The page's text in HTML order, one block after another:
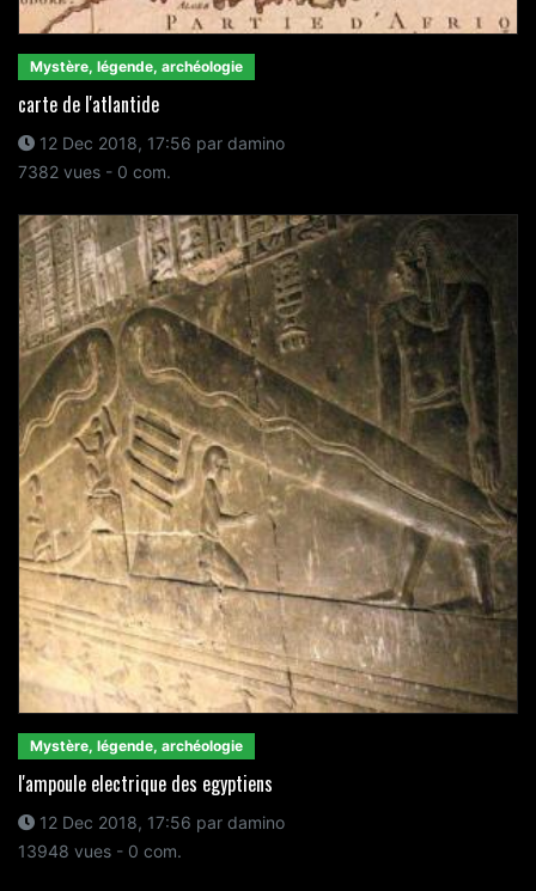
Mystère, légende, archéologie
carte de l'atlantide
12 Dec 2018, 17:56 par damino
7382 vues - 0 com.
Mystère, légende, archéologie
l'ampoule electrique des egyptiens
12 Dec 2018, 17:56 par damino
13948 vues - 0 com.